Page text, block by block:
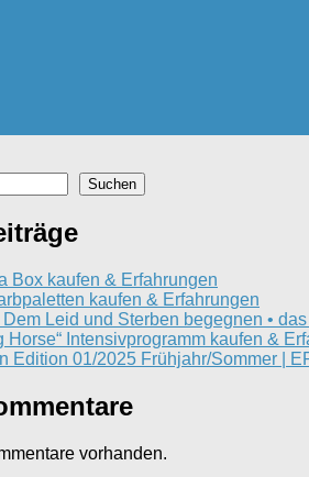
Suchen
Box kaufen & Erfahrungen
kaufen & Erfahrungen
Dem Leid und Sterben begegnen •
Horse“ Intensivprogramm kaufen &
Edition 01/2025 Frühjahr/Sommer |
vorhanden.